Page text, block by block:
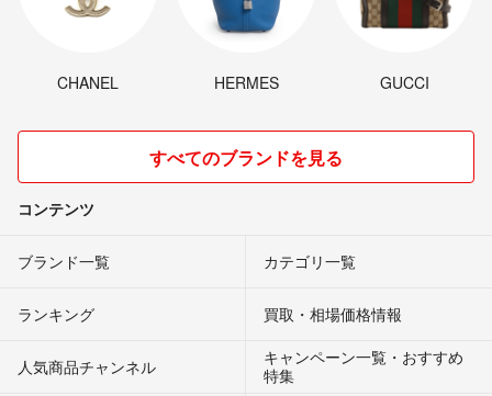
CHANEL HERMES GUCCI
すべてのブランドを見る
コンテンツ
ブランド一覧 カテゴリ一覧
ランキング 買取・相場価格情報
人気商品チャンネル
キャンペーン一覧・おすすめ
特集